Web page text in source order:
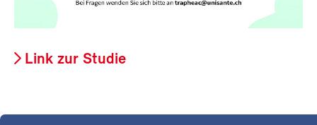
Link zur Studie